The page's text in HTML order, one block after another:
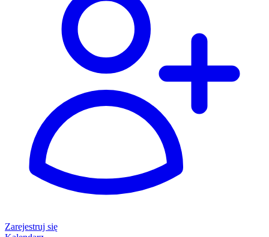
Zarejestruj się